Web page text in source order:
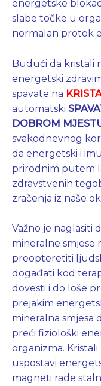
energetske
slabe točke u
normalan protok
Budući da kristali
energetski
spavate na
automatski
DOBROM
svakodnevnog
da energetski i
prirodnim putem
zdravstvenih
zračenja iz naše
Važno je naglasiti
mineralne smjese
preopteretiti
događati kod
dovesti i do loše
prejakim
mineralna smjesa
preći fiziološki
organizma.
uspostavi
magneti rade